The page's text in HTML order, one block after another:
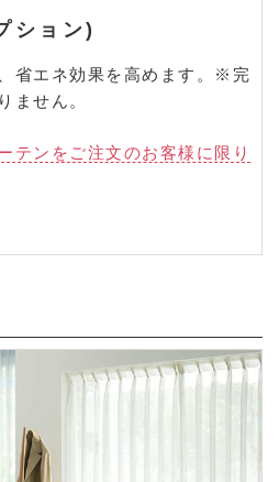
ション)
省エネ効果を高めます。※完
ません。
テンをご注文のお客様に限り